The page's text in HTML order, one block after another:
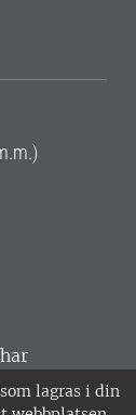
lagras i din
är